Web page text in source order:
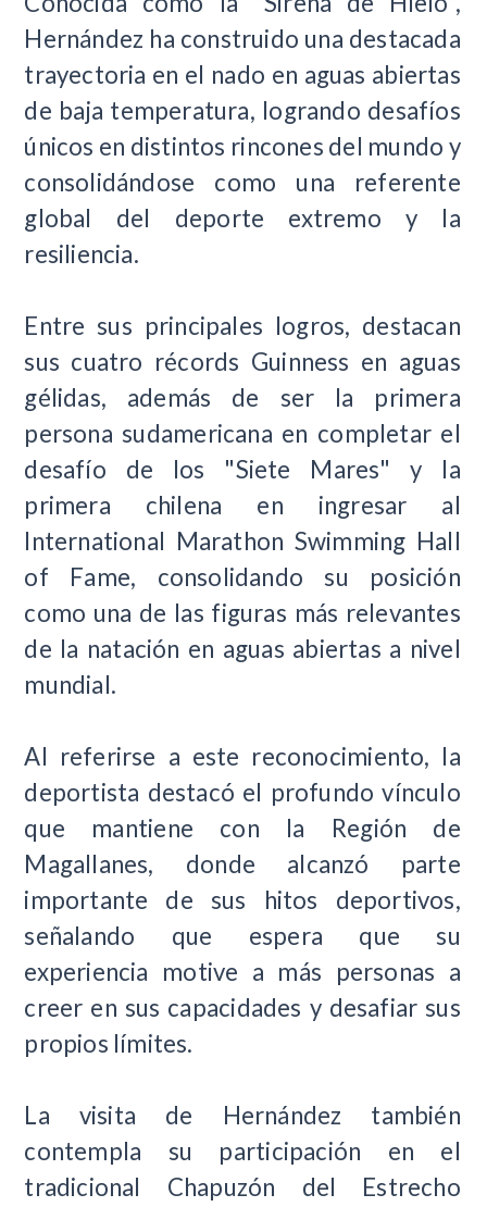
Hernández ha construido una destacada
trayectoria en el nado en aguas abiertas
de baja temperatura, logrando desafíos
únicos en distintos rincones del mundo y
consolidándose como una referente
global del deporte extremo y la
resiliencia.
Entre sus principales logros, destacan
sus cuatro récords Guinness en aguas
gélidas, además de ser la primera
persona sudamericana en completar el
desafío de los "Siete Mares" y la
primera chilena en ingresar al
International Marathon Swimming Hall
of Fame, consolidando su posición
como una de las figuras más relevantes
de la natación en aguas abiertas a nivel
mundial.
Al referirse a este reconocimiento, la
deportista destacó el profundo vínculo
que mantiene con la Región de
Magallanes, donde alcanzó parte
importante de sus hitos deportivos,
señalando que espera que su
experiencia motive a más personas a
creer en sus capacidades y desafiar sus
propios límites.
La visita de Hernández también
contempla su participación en el
tradicional Chapuzón del Estrecho